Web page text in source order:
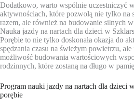
Dodatkowo, warto wspólnie uczestniczyć
aktywnościach, które pozwolą nie tylko na
razem, ale również na budowanie silnych
Nauka jazdy na nartach dla dzieci w
Porębie to nie tylko doskonała okazja do
spędzania czasu na świeżym powietrzu,
możliwość budowania wartościowych
rodzinnych, które zostaną na długo w
Program nauki jazdy na nartach dla dzieci
porębie